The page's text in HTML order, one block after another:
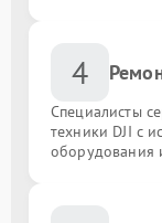
4
Специалисты
техники DJI с
оборудования